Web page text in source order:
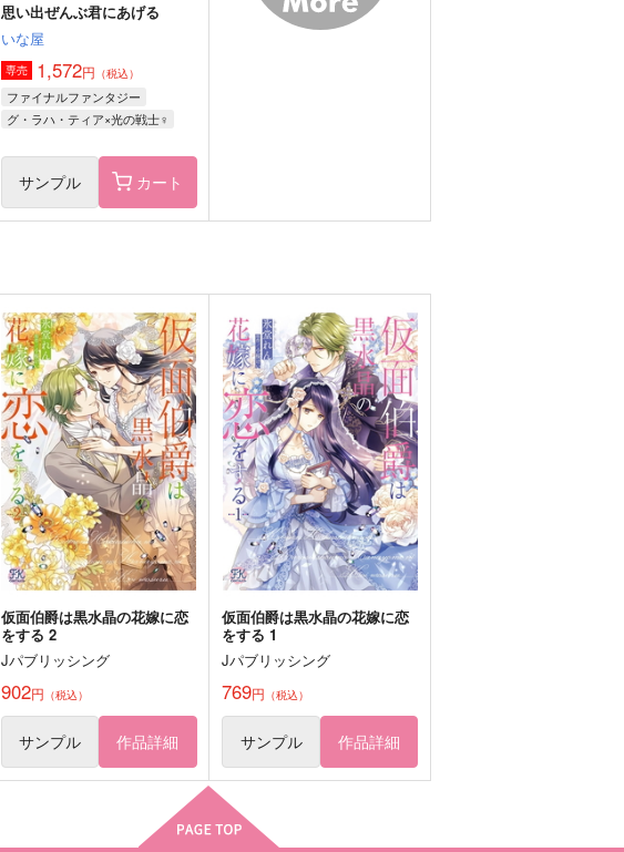
ハピエンしかない
715円（税込）
小狐丸×三日月宗近
サンプル 作品詳細
1,100円（税込）
善法寺伊作×食満留三郎
サンプル 作品詳細
思い出ぜんぶ君にあげる
いな屋
専売 1,572円 （税込）
ファイナルファンタジー
グ・ラハ・ティア×光の戦士♀
サンプル カート
仮面伯爵は黒水晶の花嫁に恋
をする 2
Jパブリッシング
902円 （税込）
サンプル 作品詳細
仮面伯爵は黒水晶の花嫁に恋
をする 1
Jパブリッシング
769円 （税込）
サンプル 作品詳細